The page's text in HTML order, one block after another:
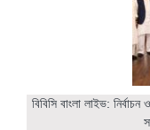
বিবিসি বাংলা লাইভ: